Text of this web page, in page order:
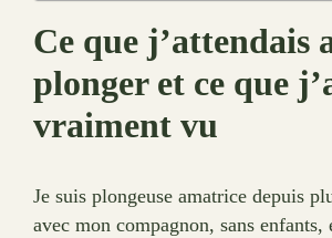
Ce que j’attendais
plonger et ce que
vraiment vu
Je suis plongeuse amatrice depuis
avec mon compagnon, sans enfants,